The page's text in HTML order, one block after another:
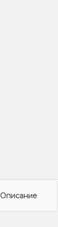
Описание